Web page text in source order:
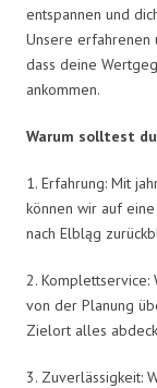
entspannen und
Unsere erfahrenen
dass deine
ankommen.
Warum solltest
1. Erfahrung: Mit
können wir auf
nach Elbląg
2.
von der Planung
Zielort alles
3. Zuverlässigkeit: